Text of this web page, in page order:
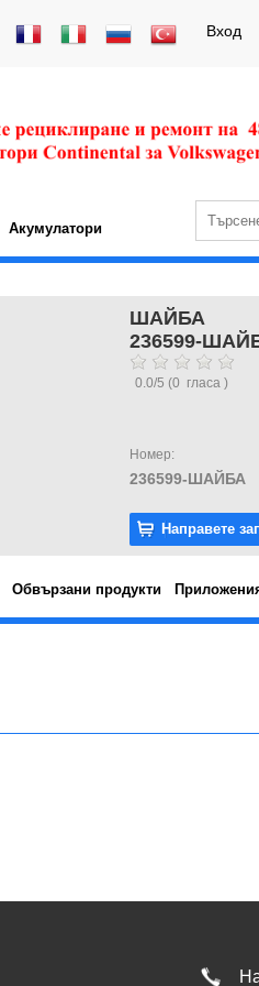
Вход
Акумулатори
ШАЙБА
236599-
0.0/5 (0 гласа )
Номер:
236599-ШАЙБА
Направете
Обвързани продукти